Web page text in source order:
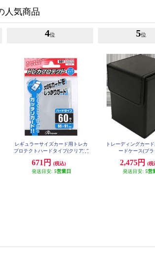
人気商品
4位
レギュラーサイズカード用トレカ
プロテクトハードタイプ(クリア) 6
671円
(税込)
発送目安: 5営業日
5位
トレーディングカー
ードケース(ブラ
2,475円
(税
発送目安: 5営